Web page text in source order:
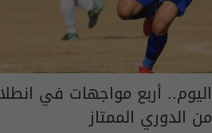
من الدوري الممتاز